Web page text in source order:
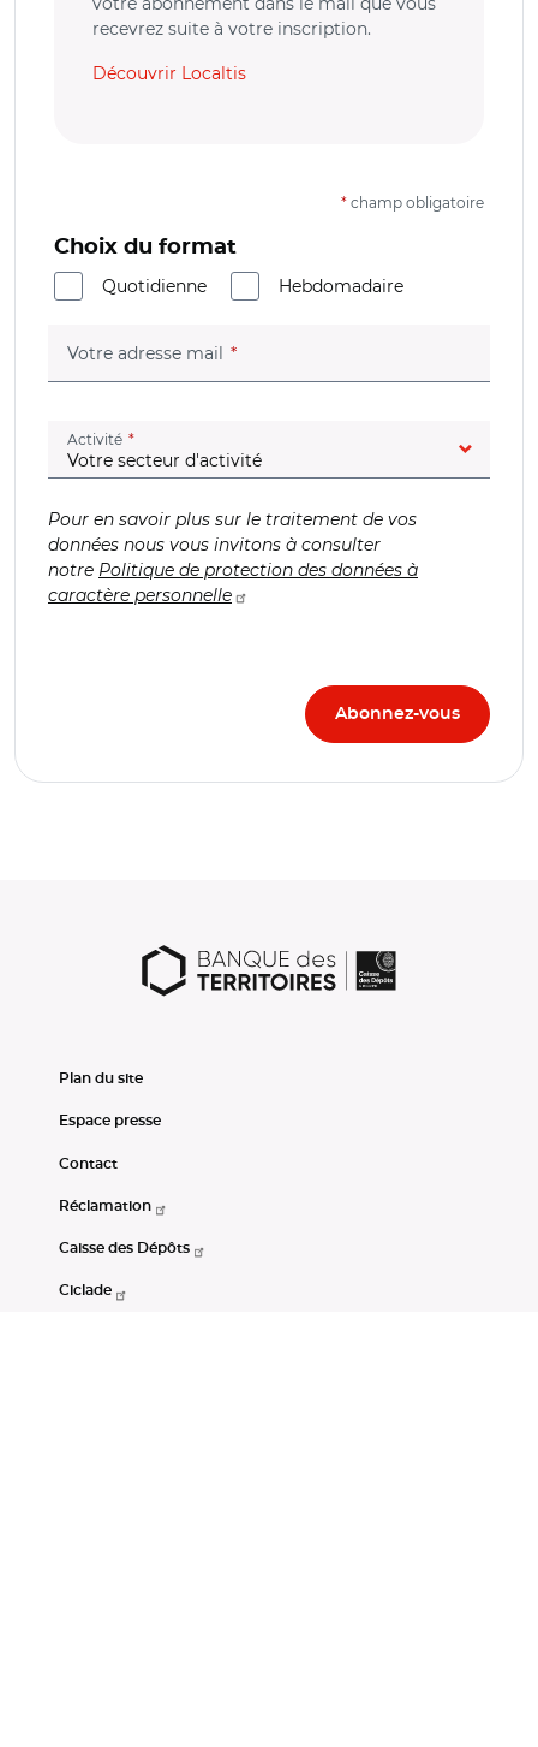
recevrez suite à votre inscription.
Découvrir Localtis
* champ obligatoire
Choix du format
Quotidienne
Hebdomadaire
Votre adresse mail (champ obligatoire)
Activité (champ obligatoire)
Pour en savoir plus sur le traitement de vos
données nous vous invitons à consulter
notre Politique de protection des données à
caractère personnelle
Plan du site
Espace presse
Contact
Réclamation
Caisse des Dépôts
Ciclade